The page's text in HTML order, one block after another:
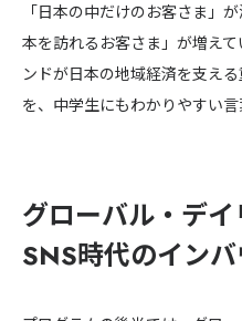
「日本の中だけのお客さま」
本を訪れるお客さま」が増え
ンドが日本の地域経済を支え
を、中学生にもわかりやすい言
グローバル・デイ
SNS時代のイン